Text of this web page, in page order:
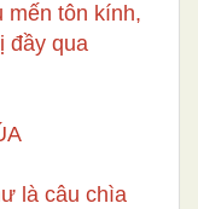
tôn kính,
đầy qua
là câu chìa